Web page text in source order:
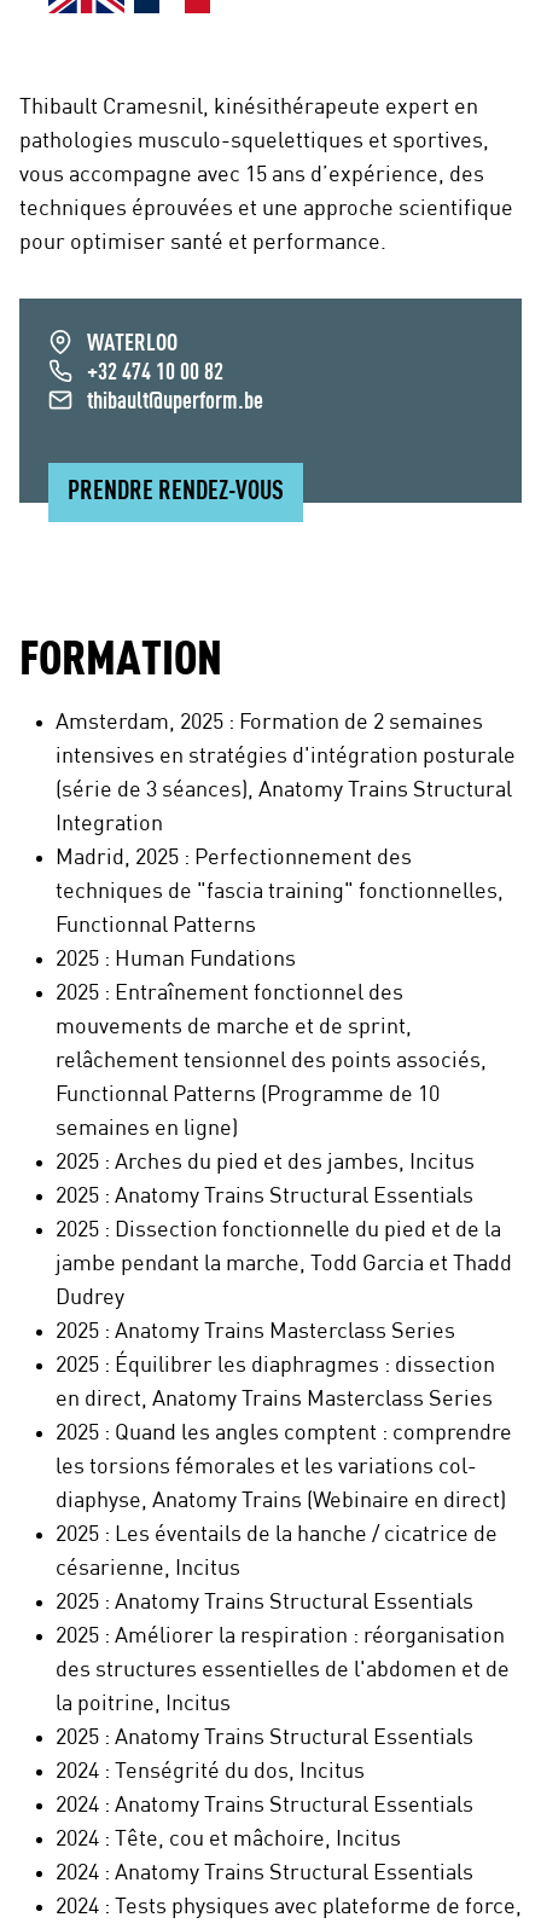
Thibault Cramesnil, kinésithérapeute expert en
pathologies musculo-squelettiques et sportives,
vous accompagne avec 15 ans d’expérience, des
techniques éprouvées et une approche scientifique
pour optimiser santé et performance.
WATERLOO
+32 474 10 00 82
thibault@uperform.be
PRENDRE RENDEZ-VOUS
FORMATION
Amsterdam, 2025 : Formation de 2 semaines
intensives en stratégies d'intégration posturale
(série de 3 séances), Anatomy Trains Structural
Integration
Madrid, 2025 : Perfectionnement des
techniques de "fascia training" fonctionnelles,
Functionnal Patterns
2025 : Human Fundations
2025 : Entraînement fonctionnel des
mouvements de marche et de sprint,
relâchement tensionnel des points associés,
Functionnal Patterns (Programme de 10
semaines en ligne)
2025 : Arches du pied et des jambes, Incitus
2025 : Anatomy Trains Structural Essentials
2025 : Dissection fonctionnelle du pied et de la
jambe pendant la marche, Todd Garcia et Thadd
Dudrey
2025 : Anatomy Trains Masterclass Series
2025 : Équilibrer les diaphragmes : dissection
en direct, Anatomy Trains Masterclass Series
2025 : Quand les angles comptent : comprendre
les torsions fémorales et les variations col-
diaphyse, Anatomy Trains (Webinaire en direct)
2025 : Les éventails de la hanche / cicatrice de
césarienne, Incitus
2025 : Anatomy Trains Structural Essentials
2025 : Améliorer la respiration : réorganisation
des structures essentielles de l'abdomen et de
la poitrine, Incitus
2025 : Anatomy Trains Structural Essentials
2024 : Tenségrité du dos, Incitus
2024 : Anatomy Trains Structural Essentials
2024 : Tête, cou et mâchoire, Incitus
2024 : Anatomy Trains Structural Essentials
2024 : Tests physiques avec plateforme de force,